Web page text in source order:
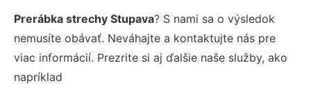
Prerábka strechy Stupava? S nami sa o výsledok
nemusíte obávať. Neváhajte a kontaktujte nás pre
viac informácií. Prezrite si aj ďalšie naše služby, ako
napríklad